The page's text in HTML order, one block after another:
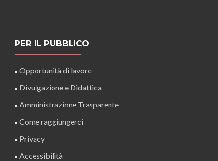
PER IL PUBBLICO
Opportunità di lavoro
Divulgazione e Didattica
Amministrazione Trasparente
Come raggiungerci
Privacy
Accessibilità